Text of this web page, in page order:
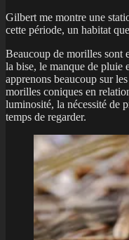
Gilbert me montre une
cette période, un habitat
Beaucoup de morilles sont
la bise, le manque de pluie
apprenons beaucoup sur
morilles coniques en
luminosité, la nécessité de
temps de regarder.